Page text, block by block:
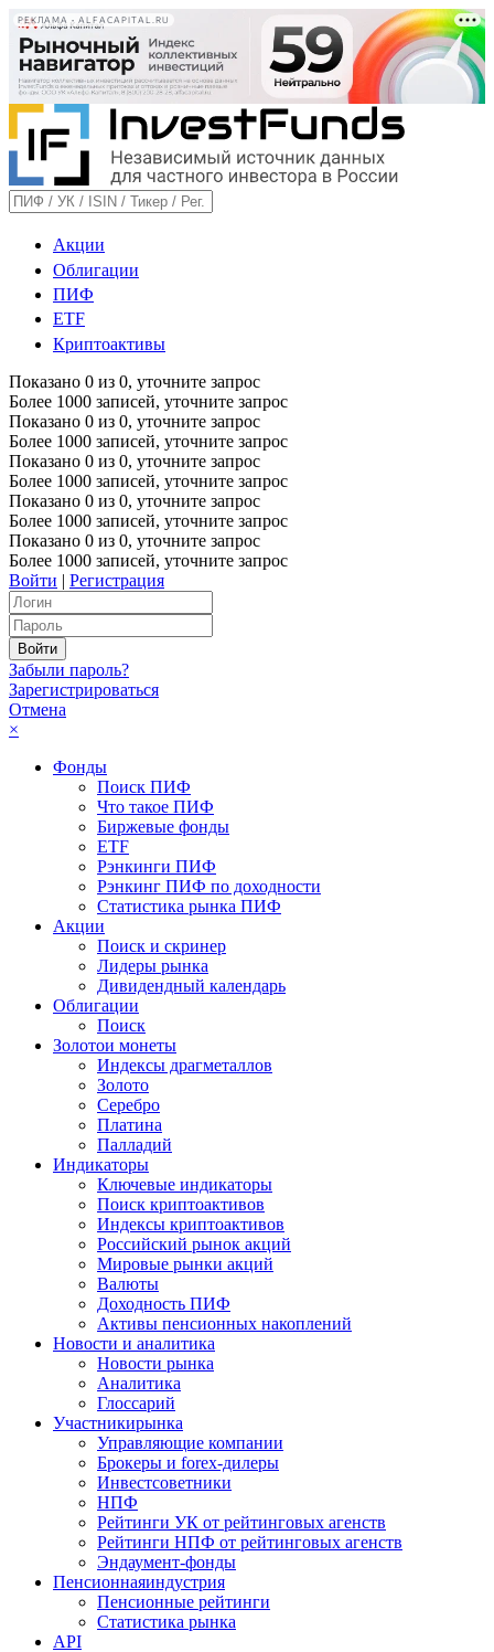
РЕКЛАМА • ALFACAPITAL.RU
Акции
Облигации
ПИФ
ETF
Криптоактивы
Показано 0 из 0, уточните запрос
Более 1000 записей, уточните запрос
Показано 0 из 0, уточните запрос
Более 1000 записей, уточните запрос
Показано 0 из 0, уточните запрос
Более 1000 записей, уточните запрос
Показано 0 из 0, уточните запрос
Более 1000 записей, уточните запрос
Показано 0 из 0, уточните запрос
Более 1000 записей, уточните запрос
Войти | Регистрация
Забыли пароль?
Зарегистрироваться
Отмена
×
Фонды
Поиск ПИФ
Что такое ПИФ
Биржевые фонды
ETF
Рэнкинги ПИФ
Рэнкинг ПИФ по доходности
Статистика рынка ПИФ
Акции
Поиск и скринер
Лидеры рынка
Дивидендный календарь
Облигации
Поиск
Золотои монеты
Индексы драгметаллов
Золото
Серебро
Платина
Палладий
Индикаторы
Ключевые индикаторы
Поиск криптоактивов
Индексы криптоактивов
Российский рынок акций
Мировые рынки акций
Валюты
Доходность ПИФ
Активы пенсионных накоплений
Новости и аналитика
Новости рынка
Аналитика
Глоссарий
Участникирынка
Управляющие компании
Брокеры и forex-дилеры
Инвестсоветники
НПФ
Рейтинги УК от рейтинговых агенств
Рейтинги НПФ от рейтинговых агенств
Эндаумент-фонды
Пенсионнаяиндустрия
Пенсионные рейтинги
Статистика рынка
API